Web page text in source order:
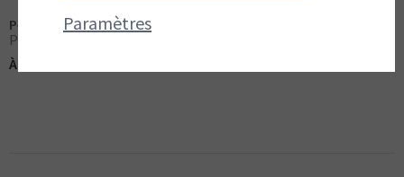
Pelle
Pour ramasser des matériaux plus lourds
À partir de:
Paramètres